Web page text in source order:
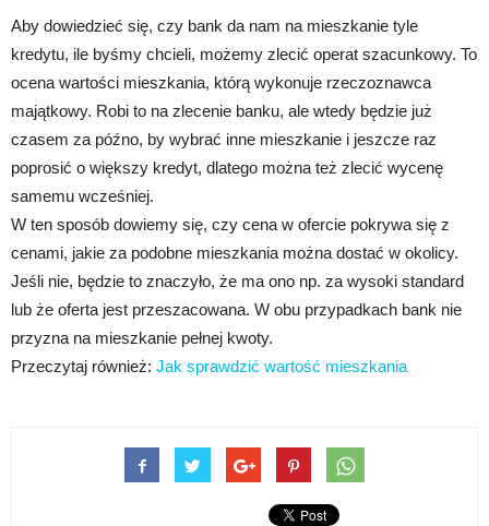
Aby dowiedzieć się, czy bank da nam na mieszkanie tyle
kredytu, ile byśmy chcieli, możemy zlecić operat szacunkowy. To
ocena wartości mieszkania, którą wykonuje rzeczoznawca
majątkowy. Robi to na zlecenie banku, ale wtedy będzie już
czasem za późno, by wybrać inne mieszkanie i jeszcze raz
poprosić o większy kredyt, dlatego można też zlecić wycenę
samemu wcześniej.
W ten sposób dowiemy się, czy cena w ofercie pokrywa się z
cenami, jakie za podobne mieszkania można dostać w okolicy.
Jeśli nie, będzie to znaczyło, że ma ono np. za wysoki standard
lub że oferta jest przeszacowana. W obu przypadkach bank nie
przyzna na mieszkanie pełnej kwoty.
Przeczytaj również: Jak sprawdzić wartość mieszkania